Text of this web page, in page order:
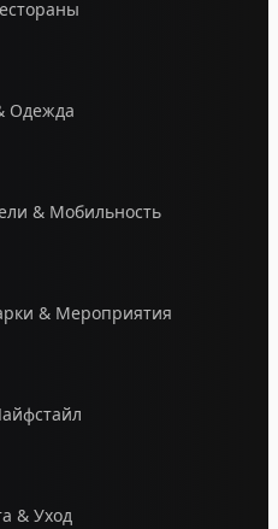
Одежда
& Мобильность
& Мероприятия
& Уход